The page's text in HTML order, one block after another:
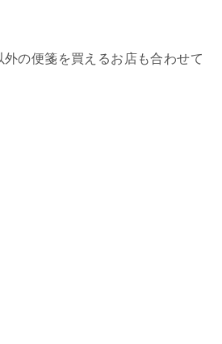
の便箋を買えるお店も合わせて